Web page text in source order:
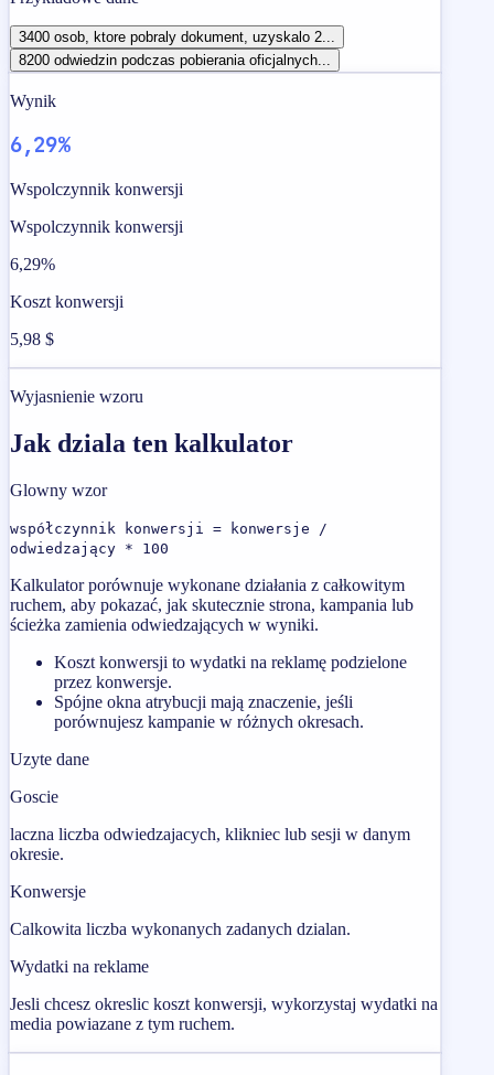
3400 osob, ktore pobraly dokument, uzyskalo 2...
8200 odwiedzin podczas pobierania oficjalnych...
Wynik
6,29%
Wspolczynnik konwersji
Wspolczynnik konwersji
6,29%
Koszt konwersji
5,98 $
Wyjasnienie wzoru
Jak dziala ten kalkulator
Glowny wzor
współczynnik konwersji = konwersje /
odwiedzający * 100
Kalkulator porównuje wykonane działania z całkowitym
ruchem, aby pokazać, jak skutecznie strona, kampania lub
ścieżka zamienia odwiedzających w wyniki.
Koszt konwersji to wydatki na reklamę podzielone
przez konwersje.
Spójne okna atrybucji mają znaczenie, jeśli
porównujesz kampanie w różnych okresach.
Uzyte dane
Goscie
laczna liczba odwiedzajacych, klikniec lub sesji w danym
okresie.
Konwersje
Calkowita liczba wykonanych zadanych dzialan.
Wydatki na reklame
Jesli chcesz okreslic koszt konwersji, wykorzystaj wydatki na
media powiazane z tym ruchem.